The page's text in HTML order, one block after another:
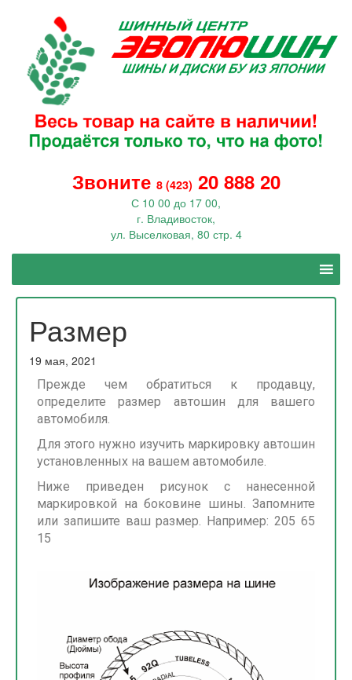
Звоните 8 (423) 20 888 20
С 10 00 до 17 00,
г. Владивосток,
ул. Выселковая, 80 стр. 4
Размер
19 мая, 2021
Прежде чем обратиться к продавцу,
определите размер автошин для вашего
автомобиля.
Для этого нужно изучить маркировку автошин
установленных на вашем автомобиле.
Ниже приведен рисунок с нанесенной
маркировкой на боковине шины. Запомните
или запишите ваш размер. Например: 205 65
15